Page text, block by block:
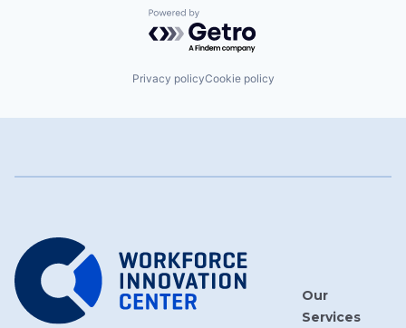
Powered by Getro.com
Privacy policyCookie policy
Our
Services